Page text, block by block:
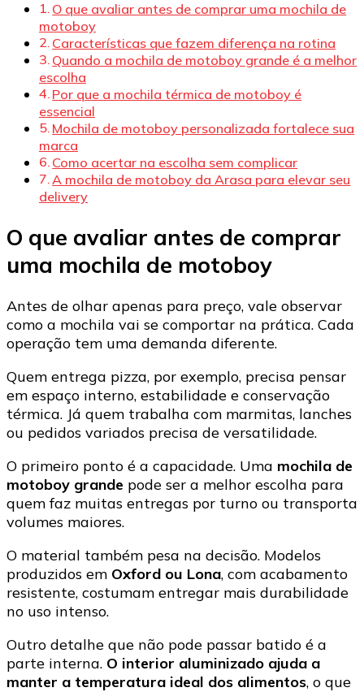
O que avaliar antes de comprar uma mochila de
motoboy
Características que fazem diferença na rotina
Quando a mochila de motoboy grande é a melhor
escolha
Por que a mochila térmica de motoboy é
essencial
Mochila de motoboy personalizada fortalece sua
marca
Como acertar na escolha sem complicar
A mochila de motoboy da Arasa para elevar seu
delivery
O que avaliar antes de comprar
uma mochila de motoboy
Antes de olhar apenas para preço, vale observar
como a mochila vai se comportar na prática. Cada
operação tem uma demanda diferente.
Quem entrega pizza, por exemplo, precisa pensar
em espaço interno, estabilidade e conservação
térmica. Já quem trabalha com marmitas, lanches
ou pedidos variados precisa de versatilidade.
O primeiro ponto é a capacidade. Uma mochila de
motoboy grande pode ser a melhor escolha para
quem faz muitas entregas por turno ou transporta
volumes maiores.
O material também pesa na decisão. Modelos
produzidos em Oxford ou Lona, com acabamento
resistente, costumam entregar mais durabilidade
no uso intenso.
Outro detalhe que não pode passar batido é a
parte interna. O interior aluminizado ajuda a
manter a temperatura ideal dos alimentos, o que